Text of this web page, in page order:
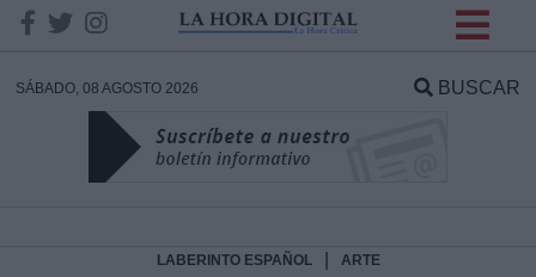
SÁBADO, 08 AGOSTO 2026 BUSCAR
LABERINTO ESPAÑOL ARTE
DATOS
Responsable: